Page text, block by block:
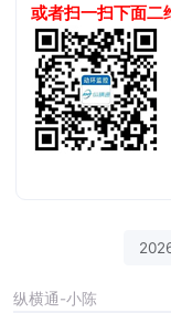
或者扫一扫下面二
纵横通-小陈